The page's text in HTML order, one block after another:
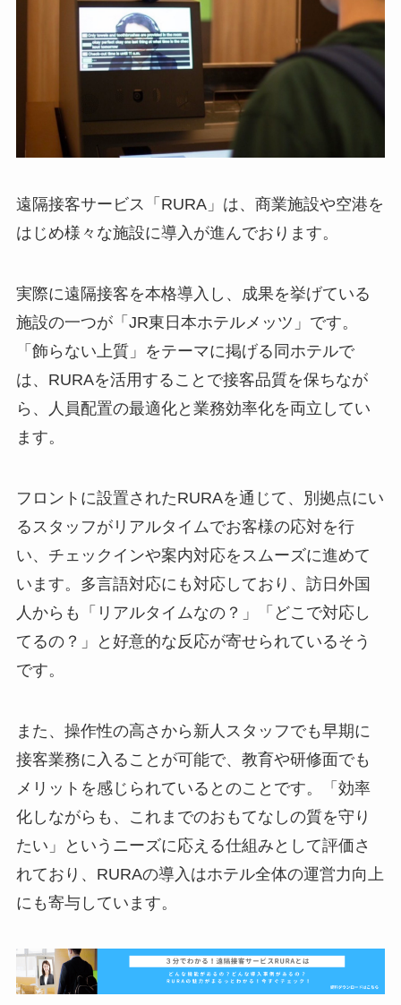
遠隔接客サービス「RURA」は、商業施設や空港を
はじめ様々な施設に導入が進んでおります。
実際に遠隔接客を本格導入し、成果を挙げている
施設の一つが「JR東日本ホテルメッツ」です。
「飾らない上質」をテーマに掲げる同ホテルで
は、RURAを活用することで接客品質を保ちなが
ら、人員配置の最適化と業務効率化を両立してい
ます。
フロントに設置されたRURAを通じて、別拠点にい
るスタッフがリアルタイムでお客様の応対を行
い、チェックインや案内対応をスムーズに進めて
います。多言語対応にも対応しており、訪日外国
人からも「リアルタイムなの？」「どこで対応し
てるの？」と好意的な反応が寄せられているそう
です。
また、操作性の高さから新人スタッフでも早期に
接客業務に入ることが可能で、教育や研修面でも
メリットを感じられているとのことです。「効率
化しながらも、これまでのおもてなしの質を守り
たい」というニーズに応える仕組みとして評価さ
れており、RURAの導入はホテル全体の運営力向上
にも寄与しています。